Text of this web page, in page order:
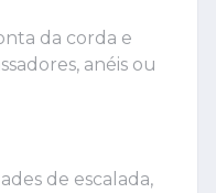
da corda e
anéis ou
de escalada,